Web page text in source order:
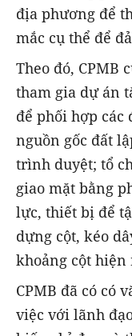
địa phương để
mắc cụ thể để
Theo đó, CPMB
tham gia dự án
để phối hợp
nguồn gốc đất
trình duyệt; tổ
giao mặt bằng
lực, thiết bị để
dựng cột, kéo
khoảng cột hiện
CPMB đã có có
việc với lãnh